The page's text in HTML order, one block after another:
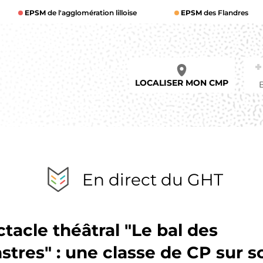
EPSM de l'agglomération lilloise EPSM des Flandres
LOCALISER MON CMP
En direct du GHT
théâtral "Le bal des
: une classe de CP sur